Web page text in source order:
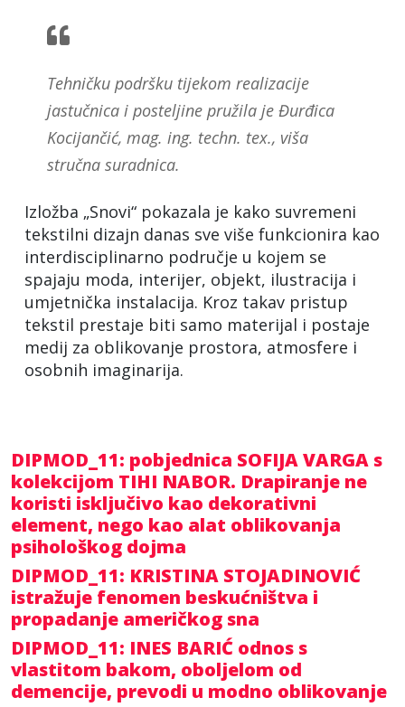
Tehničku podršku tijekom realizacije
jastučnica i posteljine pružila je Đurđica
Kocijančić, mag. ing. techn. tex., viša
stručna suradnica.
Izložba „Snovi“ pokazala je kako suvremeni
tekstilni dizajn danas sve više funkcionira kao
interdisciplinarno područje u kojem se
spajaju moda, interijer, objekt, ilustracija i
umjetnička instalacija. Kroz takav pristup
tekstil prestaje biti samo materijal i postaje
medij za oblikovanje prostora, atmosfere i
osobnih imaginarija.
DIPMOD_11: pobjednica SOFIJA VARGA s
kolekcijom TIHI NABOR. Drapiranje ne
koristi isključivo kao dekorativni
element, nego kao alat oblikovanja
psihološkog dojma
DIPMOD_11: KRISTINA STOJADINOVIĆ
istražuje fenomen beskućništva i
propadanje američkog sna
DIPMOD_11: INES BARIĆ odnos s
vlastitom bakom, oboljelom od
demencije, prevodi u modno oblikovanje